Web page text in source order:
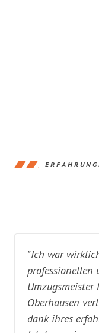
"Ich war
professionellen
Oberhausen
dank ihres